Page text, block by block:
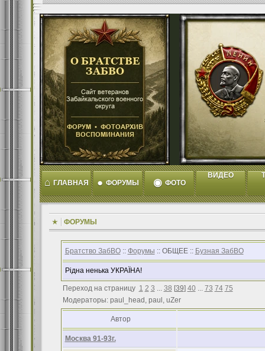
⌂ ГЛАВНАЯ ● ФОРУМЫ ◉ ФОТО
ВИДЕО
ФОРУМЫ
Братство ЗабВО:: Форумы :: ОБЩЕЕ :: Бузная ЗабВО
Рідна ненька УКРАЇНА!
Переход на страницу 1 2 3 ... 38 [39] 40 ... 73 74 75
Модераторы: paul_head, paul, uZer
Автор
Москва 91-93г.